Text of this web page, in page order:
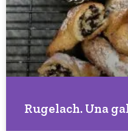
Rugelach. Una